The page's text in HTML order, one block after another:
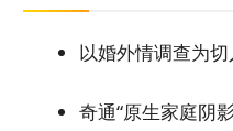
以婚外情调查为
奇通“原生家庭阴